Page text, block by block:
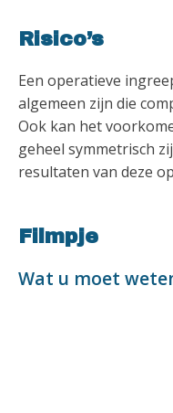
Risico’s
Een operatieve
algemeen zijn die
Ook kan het
geheel symmetrisch
resultaten van deze
Filmpje
Wat u moet